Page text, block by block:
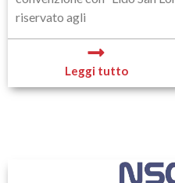
riservato agli
Leggi tutto